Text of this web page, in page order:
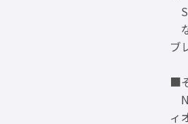
ブ
■
ィ